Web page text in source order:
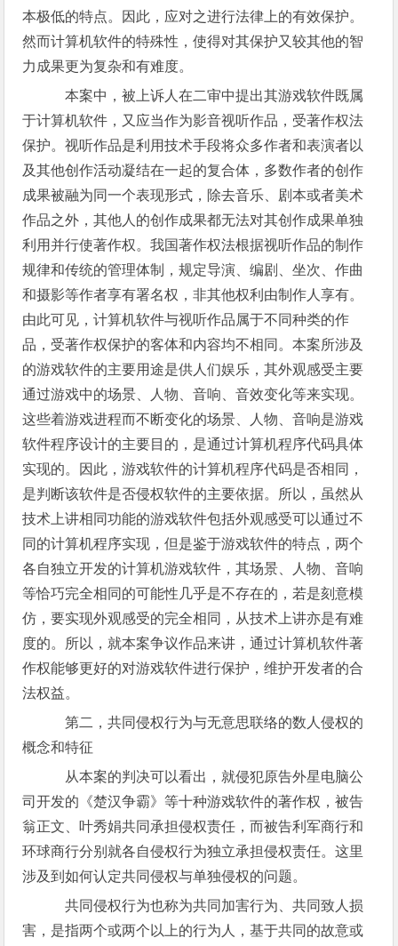
本极低的特点。因此，应对之进行法律上的有效保护。
然而计算机软件的特殊性，使得对其保护又较其他的智
力成果更为复杂和有难度。
本案中，被上诉人在二审中提出其游戏软件既属
于计算机软件，又应当作为影音视听作品，受著作权法
保护。视听作品是利用技术手段将众多作者和表演者以
及其他创作活动凝结在一起的复合体，多数作者的创作
成果被融为同一个表现形式，除去音乐、剧本或者美术
作品之外，其他人的创作成果都无法对其创作成果单独
利用并行使著作权。我国著作权法根据视听作品的制作
规律和传统的管理体制，规定导演、编剧、坐次、作曲
和摄影等作者享有署名权，非其他权利由制作人享有。
由此可见，计算机软件与视听作品属于不同种类的作
品，受著作权保护的客体和内容均不相同。本案所涉及
的游戏软件的主要用途是供人们娱乐，其外观感受主要
通过游戏中的场景、人物、音响、音效变化等来实现。
这些着游戏进程而不断变化的场景、人物、音响是游戏
软件程序设计的主要目的，是通过计算机程序代码具体
实现的。因此，游戏软件的计算机程序代码是否相同，
是判断该软件是否侵权软件的主要依据。所以，虽然从
技术上讲相同功能的游戏软件包括外观感受可以通过不
同的计算机程序实现，但是鉴于游戏软件的特点，两个
各自独立开发的计算机游戏软件，其场景、人物、音响
等恰巧完全相同的可能性几乎是不存在的，若是刻意模
仿，要实现外观感受的完全相同，从技术上讲亦是有难
度的。所以，就本案争议作品来讲，通过计算机软件著
作权能够更好的对游戏软件进行保护，维护开发者的合
法权益。
第二，共同侵权行为与无意思联络的数人侵权的
概念和特征
从本案的判决可以看出，就侵犯原告外星电脑公
司开发的《楚汉争霸》等十种游戏软件的著作权，被告
翁正文、叶秀娟共同承担侵权责任，而被告利军商行和
环球商行分别就各自侵权行为独立承担侵权责任。这里
涉及到如何认定共同侵权与单独侵权的问题。
共同侵权行为也称为共同加害行为、共同致人损
害，是指两个或两个以上的行为人，基于共同的故意或